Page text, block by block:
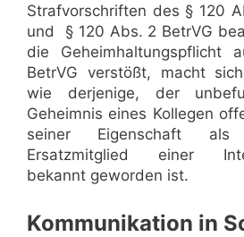
Strafvorschriften des § 120
und § 120 Abs. 2 BetrVG
die
BetrVG verstößt, macht
wie derjenige, der
Geheimnis eines Kollegen
seiner Eigenschaft
Ersatzmitglied einer
bekannt geworden ist.
Kommunikation in